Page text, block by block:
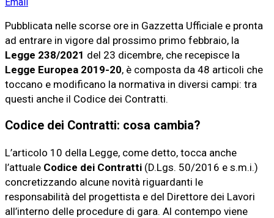
Pubblicata nelle scorse ore in Gazzetta Ufficiale e pronta
ad entrare in vigore dal prossimo primo febbraio, la
Legge 238/2021 del 23 dicembre, che recepisce la
Legge Europea 2019-20, è composta da 48 articoli che
toccano e modificano la normativa in diversi campi: tra
questi anche il Codice dei Contratti.
Codice dei Contratti: cosa cambia?
L’articolo 10 della Legge, come detto, tocca anche
l’attuale Codice dei Contratti (D.Lgs. 50/2016 e s.m.i.)
concretizzando alcune novità riguardanti le
responsabilità del progettista e del Direttore dei Lavori
all’interno delle procedure di gara. Al contempo viene